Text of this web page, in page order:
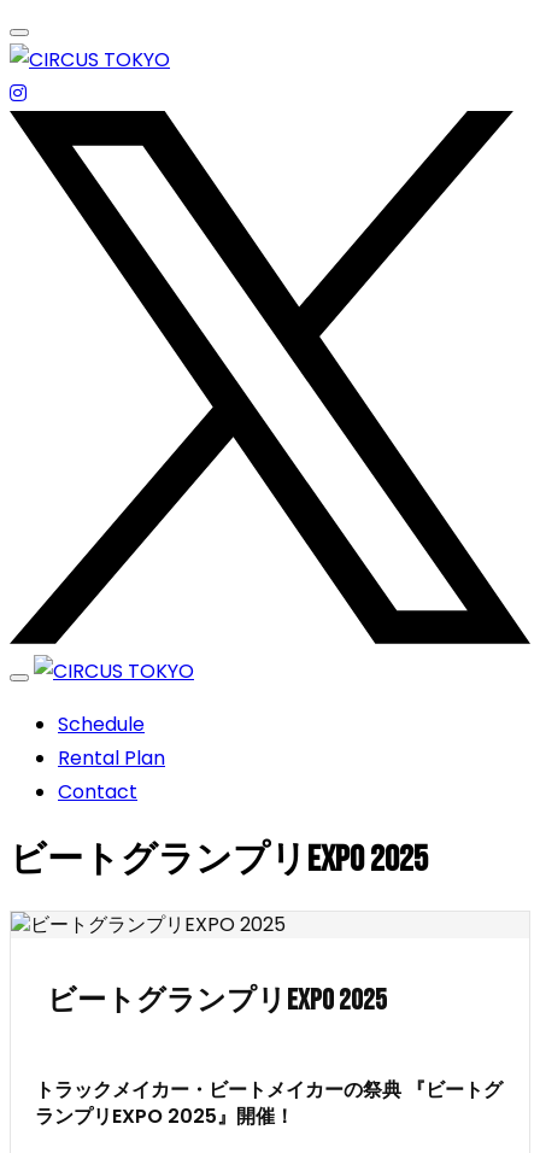
Skip
to
content
エンターテイメントスペース
CIRCUS TOKYO
エンターテイメントスペース
Schedule
Rental Plan
Contact
ビートグランプリEXPO 2025
ビートグランプリEXPO 2025
トラックメイカー・ビートメイカーの祭典 『ビートグ
ランプリEXPO 2025』開催！